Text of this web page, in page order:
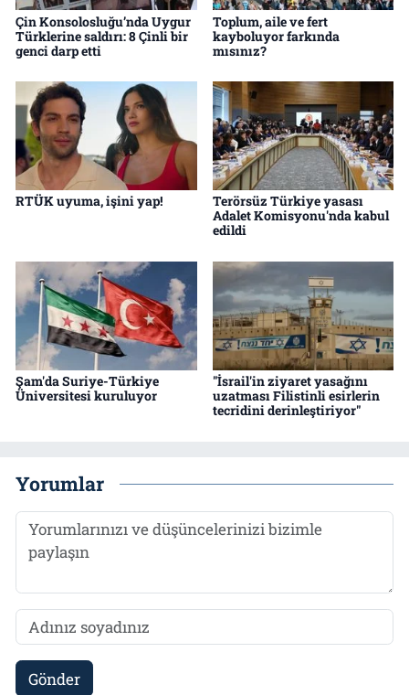
Çin Konsolosluğu’nda Uygur
Türklerine saldırı: 8 Çinli bir
genci darp etti
Toplum, aile ve fert
kayboluyor farkında
mısınız?
RTÜK uyuma, işini yap!
Terörsüz Türkiye yasası
Adalet Komisyonu'nda kabul
edildi
Şam'da Suriye-Türkiye
Üniversitesi kuruluyor
"İsrail'in ziyaret yasağını
uzatması Filistinli esirlerin
tecridini derinleştiriyor"
Yorumlar
Gönder